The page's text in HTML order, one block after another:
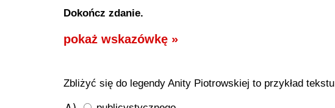
Dokończ zdanie.
pokaż wskazówkę »
Zbliżyć się do legendy Anity Piotrowskiej to przykład tekstu